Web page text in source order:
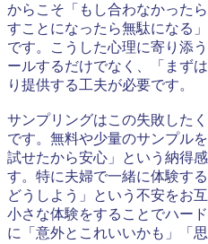
からこそ「もし合わなかった
すことになったら無駄になる
です。こうした心理に寄り添
ールするだけでなく、「まず
り提供する工夫が必要です。
サンプリングはこの失敗した
です。無料や少量のサンプル
試せたから安心」という納得
す。特に夫婦で一緒に体験す
どうしよう」という不安をお
小さな体験をすることでハー
に「意外とこれいいかも」「